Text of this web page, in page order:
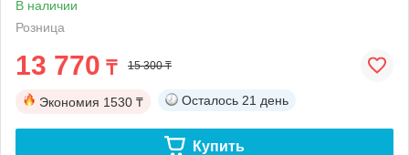
В наличии
Розница
13 770 ₸ 15 300 ₸
Экономия 1530 ₸ Осталось 21 день
Купить